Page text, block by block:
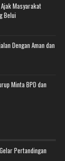
Masyarakat
Belui
Dengan Aman dan
Minta BPD dan
Pertandingan